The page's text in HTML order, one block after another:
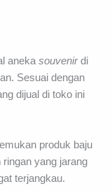
anekasouvenirdi
Sesuai dengan
dijual di toko ini
produk baju
yang jarang
terjangkau.